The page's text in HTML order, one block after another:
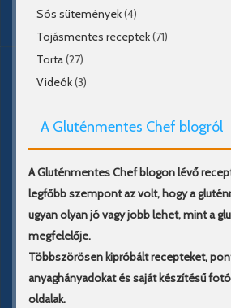
Sós sütemények(4)
Tojásmentes receptek(71)
Torta(27)
Videók(3)
A Gluténmentes Chef blogról
A Gluténmentes Chef blogon lévő
legfőbb szempont az volt, hogy a
ugyan olyan jó vagy jobb lehet, mint a
megfelelője.
Többszörösen kipróbált recepteket,
anyaghányadokat és saját készítésű
oldalak.